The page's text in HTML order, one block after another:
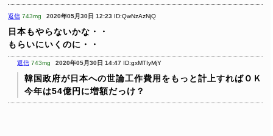
返信 743mg 2020年05月30日 12:23 ID:QwNzAzNjQ
日本もやらないかな・・
もらいにいくのに・・
返信 743mg 2020年05月30日 14:47 ID:gxMTIyMjY
韓国政府が日本への世論工作費用をもっと計上すればＯＫ
今年は54億円に増額だっけ？